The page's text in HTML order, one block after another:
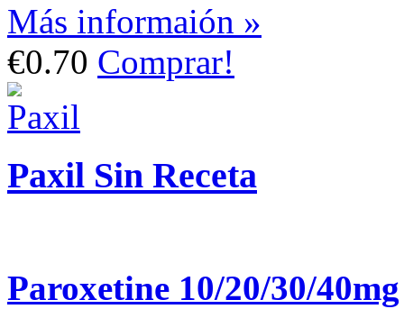
Más informaión »
€0.70 Comprar!
Paxil Sin Receta
Paroxetine 10/20/30/40mg